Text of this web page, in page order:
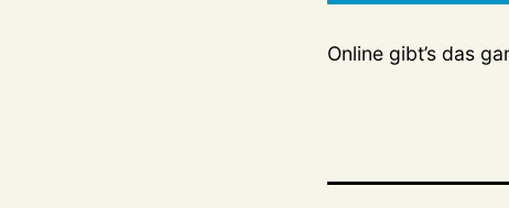
Online gibt’s das